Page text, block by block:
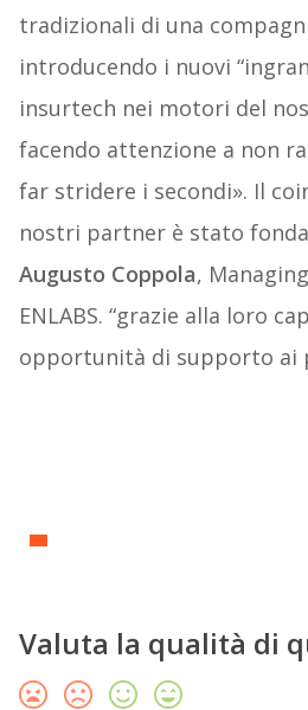
tradizionali di una
introducendo i nuovi
insurtech nei motori del
facendo attenzione a non
far stridere i secondi». Il
nostri partner è stato
Augusto Coppola,
ENLABS. “grazie alla loro
opportunità di supporto ai
Valuta la qualità di